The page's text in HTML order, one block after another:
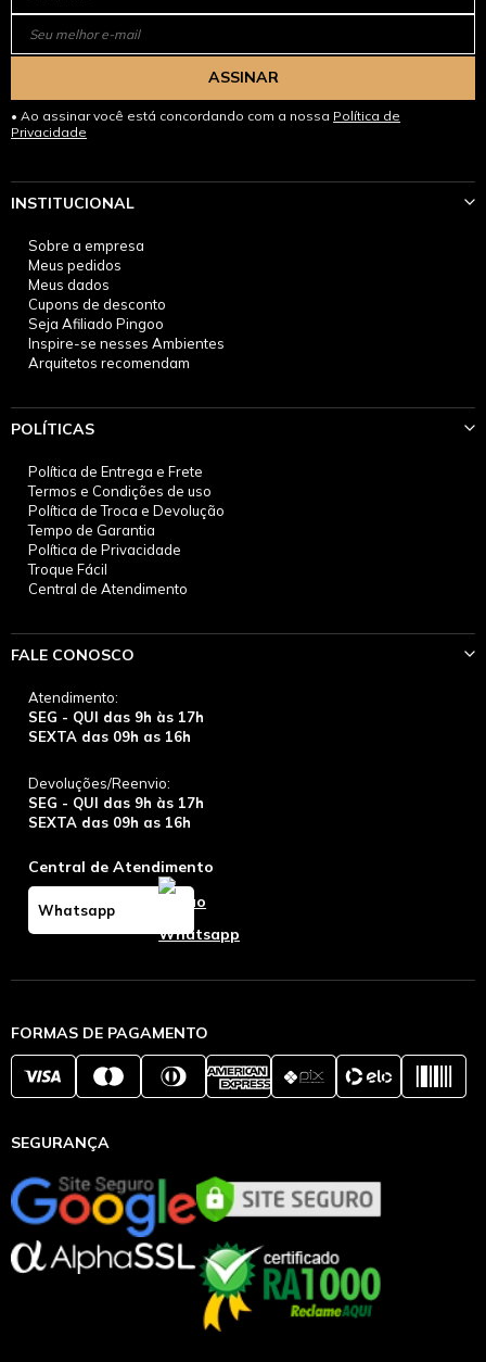
ASSINAR
Ao assinar você está concordando com a nossa Política de
Privacidade
INSTITUCIONAL
Sobre a empresa
Meus pedidos
Meus dados
Cupons de desconto
Seja Afiliado Pingoo
Inspire-se nesses Ambientes
Arquitetos recomendam
POLÍTICAS
Política de Entrega e Frete
Termos e Condições de uso
Política de Troca e Devolução
Tempo de Garantia
Política de Privacidade
Troque Fácil
Central de Atendimento
FALE CONOSCO
Atendimento:
SEG - QUI das 9h às 17h
SEXTA das 09h as 16h
Devoluções/Reenvio:
SEG - QUI das 9h às 17h
SEXTA das 09h as 16h
Central de Atendimento
Whatsapp
FORMAS DE PAGAMENTO
SEGURANÇA